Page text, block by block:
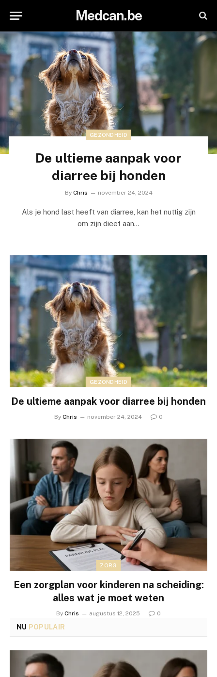
Medcan.be
GEZONDHEID
De ultieme aanpak voor
diarree bij honden
By Chris november 24, 2024
Als je hond last heeft van diarree, kan het nuttig zijn
om zijn dieet aan…
GEZONDHEID
De ultieme aanpak voor diarree bij honden
By Chris november 24, 2024 0
ZORG
Een zorgplan voor kinderen na scheiding:
alles wat je moet weten
By Chris augustus 12, 2025 0
NU POPULAIR